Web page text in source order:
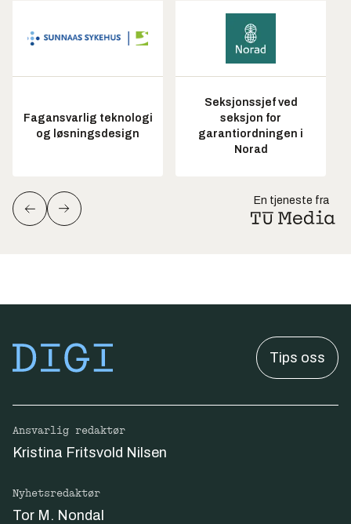
Fagansvarlig teknologi
og løsningsdesign
Seksjonssjef ved
seksjon for
garantiordningen i
Norad
En tjeneste fra
Tips oss
Ansvarlig redaktør
Kristina Fritsvold Nilsen
Nyhetsredaktør
Tor M. Nondal